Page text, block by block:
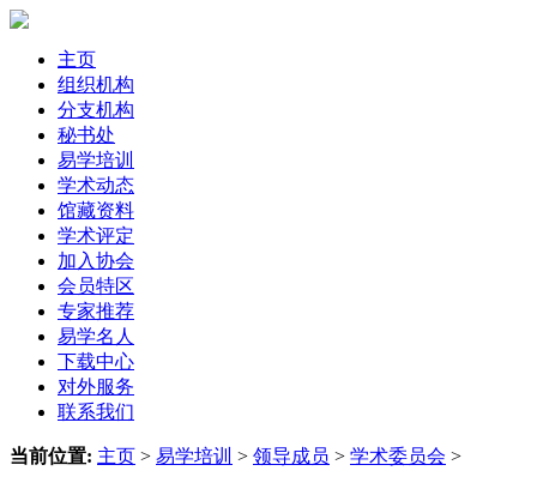
主页
组织机构
分支机构
秘书处
易学培训
学术动态
馆藏资料
学术评定
加入协会
会员特区
专家推荐
易学名人
下载中心
对外服务
联系我们
当前位置: 主页 > 易学培训 > 领导成员 > 学术委员会 >